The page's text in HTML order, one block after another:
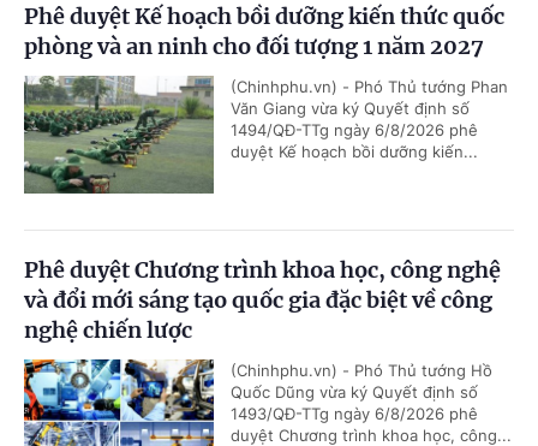
Phê duyệt Kế hoạch bồi dưỡng kiến thức quốc
phòng và an ninh cho đối tượng 1 năm 2027
(Chinhphu.vn) - Phó Thủ tướng Phan
Văn Giang vừa ký Quyết định số
1494/QĐ-TTg ngày 6/8/2026 phê
duyệt Kế hoạch bồi dưỡng kiến...
Phê duyệt Chương trình khoa học, công nghệ
và đổi mới sáng tạo quốc gia đặc biệt về công
nghệ chiến lược
(Chinhphu.vn) - Phó Thủ tướng Hồ
Quốc Dũng vừa ký Quyết định số
1493/QĐ-TTg ngày 6/8/2026 phê
duyệt Chương trình khoa học, công...